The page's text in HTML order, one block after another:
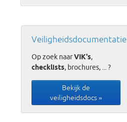
Veiligheidsdocumentatie
Op zoek naarVIK's,
checklists, brochures, ... ?
Bekijk de
veiligheidsdocs »